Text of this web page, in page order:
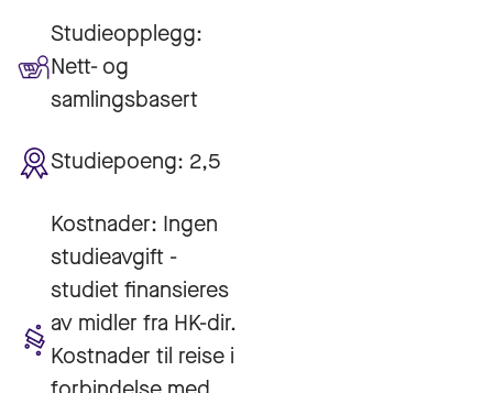
Studieopplegg:
Nett- og
samlingsbasert
Studiepoeng: 2,5
Kostnader: Ingen
studieavgift -
studiet finansieres
av midler fra HK-dir.
Kostnader til reise i